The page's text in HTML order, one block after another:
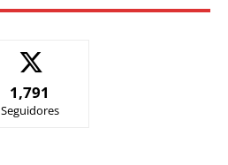
1,791
Seguidores